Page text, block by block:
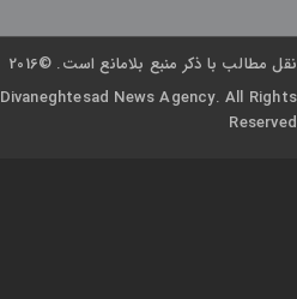
نقل مطالب با ذکر منبع بلامانع است. ©2016
Divaneghtesad News Agency. All Rights
Reserved